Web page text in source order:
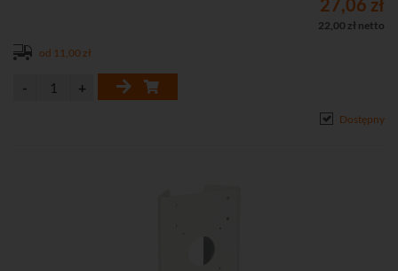
27,06 zł
22,00 zł netto
od 11,00 zł
Dostępny